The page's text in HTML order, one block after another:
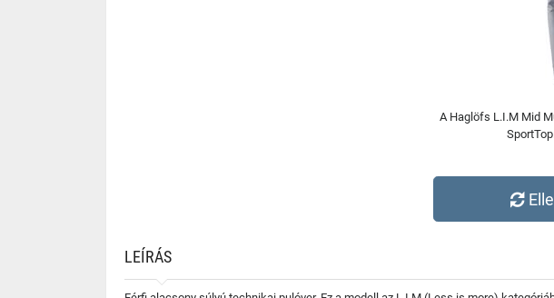
A Haglöfs L.I.M Mid
LEÍRÁS